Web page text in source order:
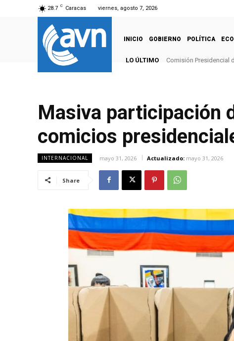
28.7 C Caracas viernes, agosto 7, 2026
INICIO GOBIERNO POLÍTICA
LO ÚLTIMO Comisión Presidencial
Masiva participación
comicios
INTERNACIONAL mayo 31, 2026 Actualizado: mayo 31, 2026
Share